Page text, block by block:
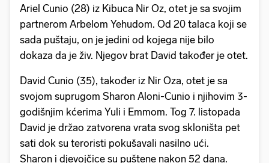
Ariel Cunio (28) iz Kibuca Nir Oz, otet je sa svojim
partnerom Arbelom Yehudom. Od 20 talaca koji se
sada puštaju, on je jedini od kojega nije bilo
dokaza da je živ. Njegov brat David također je otet.
David Cunio (35), također iz Nir Oza, otet je sa
svojom suprugom Sharon Aloni-Cunio i njihovim 3-
godišnjim kćerima Yuli i Emmom. Tog 7. listopada
David je držao zatvorena vrata svog skloništa pet
sati dok su teroristi pokušavali nasilno ući.
Sharon i djevojčice su puštene nakon 52 dana.